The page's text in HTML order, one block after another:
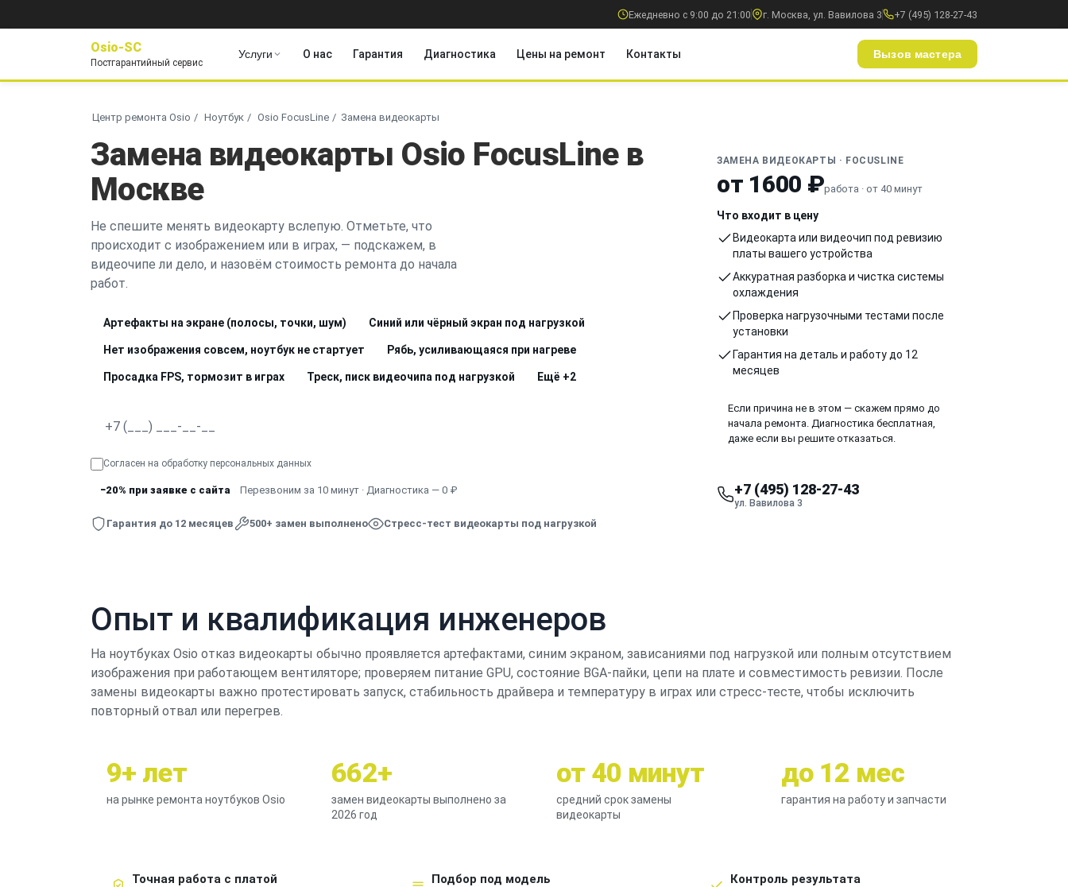
Ежедневно с 9:00 до 21:00 г. Москва, ул. Вавилова 3 +7 (495) 128-27-43
Osio-SC
Постгарантийный сервис
Услуги О нас Гарантия Диагностика Цены на ремонт Контакты Вызов мастера
Центр ремонта Osio Ноутбук Osio FocusLine Замена видеокарты
Замена видеокарты Osio FocusLine в
Москве
Не спешите менять видеокарту вслепую. Отметьте, что
происходит с изображением или в играх, — подскажем, в
видеочипе ли дело, и назовём стоимость ремонта до начала
работ.
Артефакты на экране (полосы, точки, шум) Синий или чёрный экран под нагрузкой
Нет изображения совсем, ноутбук не стартует Рябь, усиливающаяся при нагреве
Просадка FPS, тормозит в играх Треск, писк видеочипа под нагрузкой Ещё +2
Согласен на обработку персональных данных
−20% при заявке с сайта Перезвоним за 10 минут · Диагностика — 0 ₽
Гарантия до 12 месяцев 500+ замен выполнено Стресс-тест видеокарты под нагрузкой
ЗАМЕНА ВИДЕОКАРТЫ · FOCUSLINE
от 1600 ₽работа · от 40 минут
Что входит в цену
Видеокарта или видеочип под ревизию
платы вашего устройства
Аккуратная разборка и чистка системы
охлаждения
Проверка нагрузочными тестами после
установки
Гарантия на деталь и работу до 12
месяцев
Если причина не в этом — скажем прямо до
начала ремонта. Диагностика бесплатная,
даже если вы решите отказаться.
+7 (495) 128-27-43
ул. Вавилова 3
Опыт и квалификация инженеров
На ноутбуках Osio отказ видеокарты обычно проявляется артефактами, синим экраном, зависаниями под нагрузкой или полным отсутствием
изображения при работающем вентиляторе; проверяем питание GPU, состояние BGA-пайки, цепи на плате и совместимость ревизии. После
замены видеокарты важно протестировать запуск, стабильность драйвера и температуру в играх или стресс-тесте, чтобы исключить
повторный отвал или перегрев.
9+ лет
на рынке ремонта ноутбуков Osio
662+
замен видеокарты выполнено за
2026 год
от 40 минут
средний срок замены
видеокарты
до 12 мес
гарантия на работу и запчасти
Точная работа с платой Подбор под модель Контроль результата